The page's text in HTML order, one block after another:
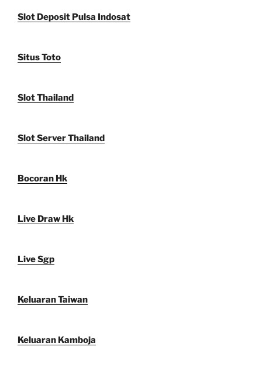
Slot Deposit Pulsa Indosat
Situs Toto
Slot Thailand
Slot Server Thailand
Bocoran Hk
Live Draw Hk
Live Sgp
Keluaran Taiwan
Keluaran Kamboja